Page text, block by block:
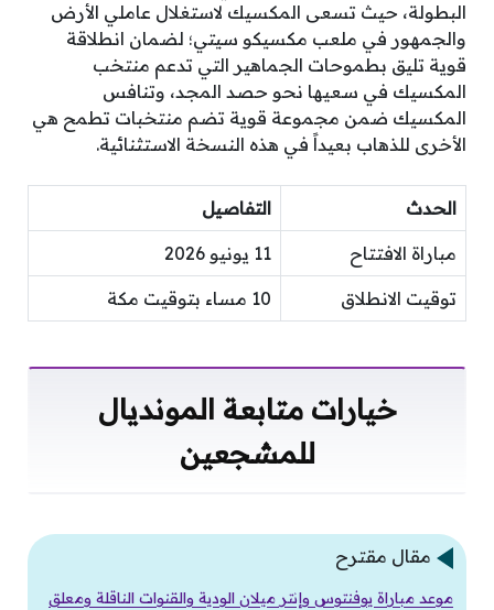
البطولة، حيث تسعى المكسيك لاستغلال عاملي الأرض
والجمهور في ملعب مكسيكو سيتي؛ لضمان انطلاقة
قوية تليق بطموحات الجماهير التي تدعم منتخب
المكسيك في سعيها نحو حصد المجد، وتنافس
المكسيك ضمن مجموعة قوية تضم منتخبات تطمح هي
الأخرى للذهاب بعيداً في هذه النسخة الاستثنائية.
الحدث التفاصيل
مباراة الافتتاح 11 يونيو 2026
توقيت الانطلاق 10 مساء بتوقيت مكة
خيارات متابعة المونديال
للمشجعين
مقال مقترح
موعد مباراة يوفنتوس وإنتر ميلان الودية والقنوات الناقلة ومعلق